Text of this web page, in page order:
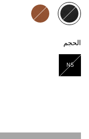
مختار
الحجم
NS
مختار